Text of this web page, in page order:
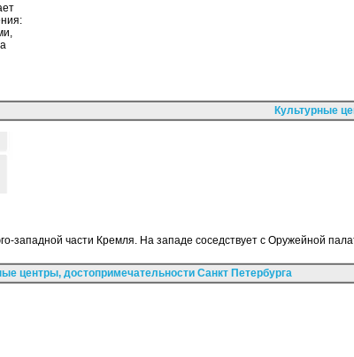
Культурные
западной части Кремля. На западе соседствует с Оружейной
центры, достопримечательности Санкт Петербурга